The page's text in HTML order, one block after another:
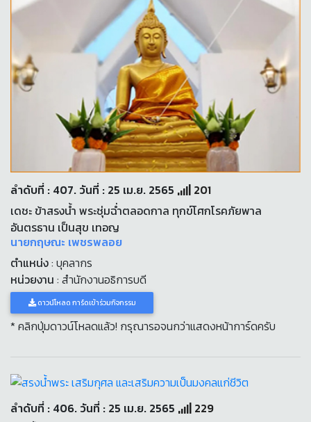
ลำดับที่ : 407. วันที่ : 25 เม.ย. 2565
201
เดชะ ข้าสรงน้ำ พระชุ่มฉ่ำตลอดกาล ทุกข์โศกโรคภัยพาล
อันตรธาน เป็นสุข เทอญ
นายกฤษณะ เพชรพลอย
ตำแหน่ง: บุคลากร
หน่วยงาน : สำนักงานอธิการบดี
ดาวน์โหลด การ์ดเข้าร่วมกิจกรรม
* คลิกปุ่มดาวน์โหลดแล้ว! กรุณารอจนกว่าแสดงหน้าการ์ดครับ
ลำดับที่ : 406. วันที่ : 25 เม.ย. 2565
229